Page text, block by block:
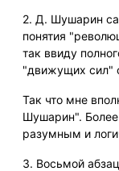
2. Д. Шушарин
понятия
так ввиду
"движущих сил"
Так что мне
Шушарин".
разумным и
3. Восьмой